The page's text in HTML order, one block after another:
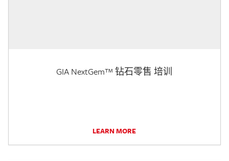
GIA NextGem™ 钻石零售 培训
LEARN MORE